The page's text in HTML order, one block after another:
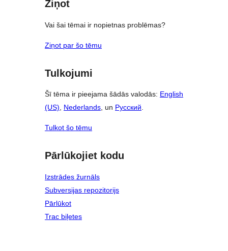
Ziņot
Vai šai tēmai ir nopietnas problēmas?
Ziņot par šo tēmu
Tulkojumi
Šī tēma ir pieejama šādās valodās: English
(US), Nederlands, un Русский.
Tulkot šo tēmu
Pārlūkojiet kodu
Izstrādes žurnāls
Subversijas repozitorijs
Pārlūkot
Trac biļetes